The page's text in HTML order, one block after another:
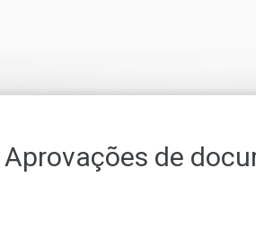
Aprovações de